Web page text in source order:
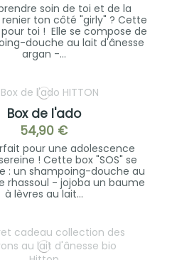
soin de toi et de la
ton côté "girly" ? Cette
toi ! Elle se compose de
douche au lait d'ânesse
argan -...
Box de l'ado
54,90 €
pour une adolescence
! Cette box "SOS" se
: un shampoing-douche au
rhassoul - jojoba un baume
à lèvres au lait...